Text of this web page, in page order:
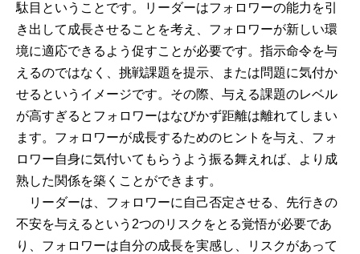
駄目ということです。リーダーはフォロワーの能力を引
き出して成長させることを考え、フォロワーが新しい環
境に適応できるよう促すことが必要です。指示命令を与
えるのではなく、挑戦課題を提示、または問題に気付か
せるというイメージです。その際、与える課題のレベル
が高すぎるとフォロワーはなびかず距離は離れてしまい
ます。フォロワーが成長するためのヒントを与え、フォ
ロワー自身に気付いてもらうよう振る舞えれば、より成
熟した関係を築くことができます。
リーダーは、フォロワーに自己否定させる、先行きの
不安を与えるという2つのリスクをとる覚悟が必要であ
り、フォロワーは自分の成長を実感し、リスクがあって